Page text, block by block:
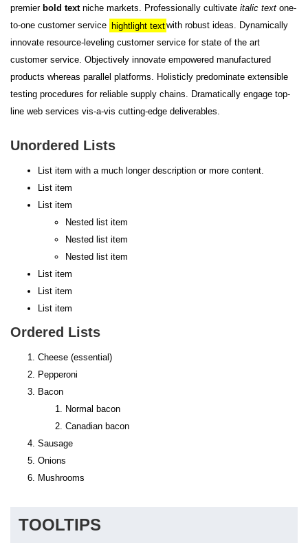
premier bold textniche markets. Professionally cultivate italic text one-
to-one customer service hightlight textwith robust ideas. Dynamically
innovate resource-leveling customer service for state of the art
customer service. Objectively innovate empowered manufactured
products whereas parallel platforms. Holisticly predominate extensible
testing procedures for reliable supply chains. Dramatically engage top-
line web services vis-a-vis cutting-edge deliverables.
Unordered Lists
List item with a much longer description or more content.
List item
List item
Nested list item
Nested list item
Nested list item
List item
List item
List item
Ordered Lists
Cheese (essential)
Pepperoni
Bacon
Normal bacon
Canadian bacon
Sausage
Onions
Mushrooms
TOOLTIPS